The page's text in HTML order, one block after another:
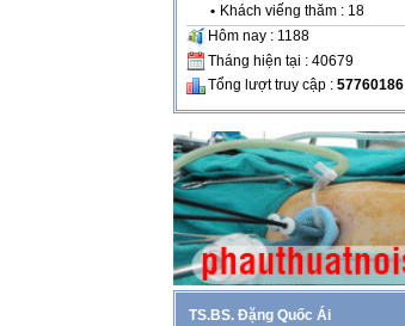
• Khách viếng thăm : 18
Hôm nay : 1188
Tháng hiện tại : 40679
Tổng lượt truy cập : 57760186
TS.BS. Đặng Quốc Ái